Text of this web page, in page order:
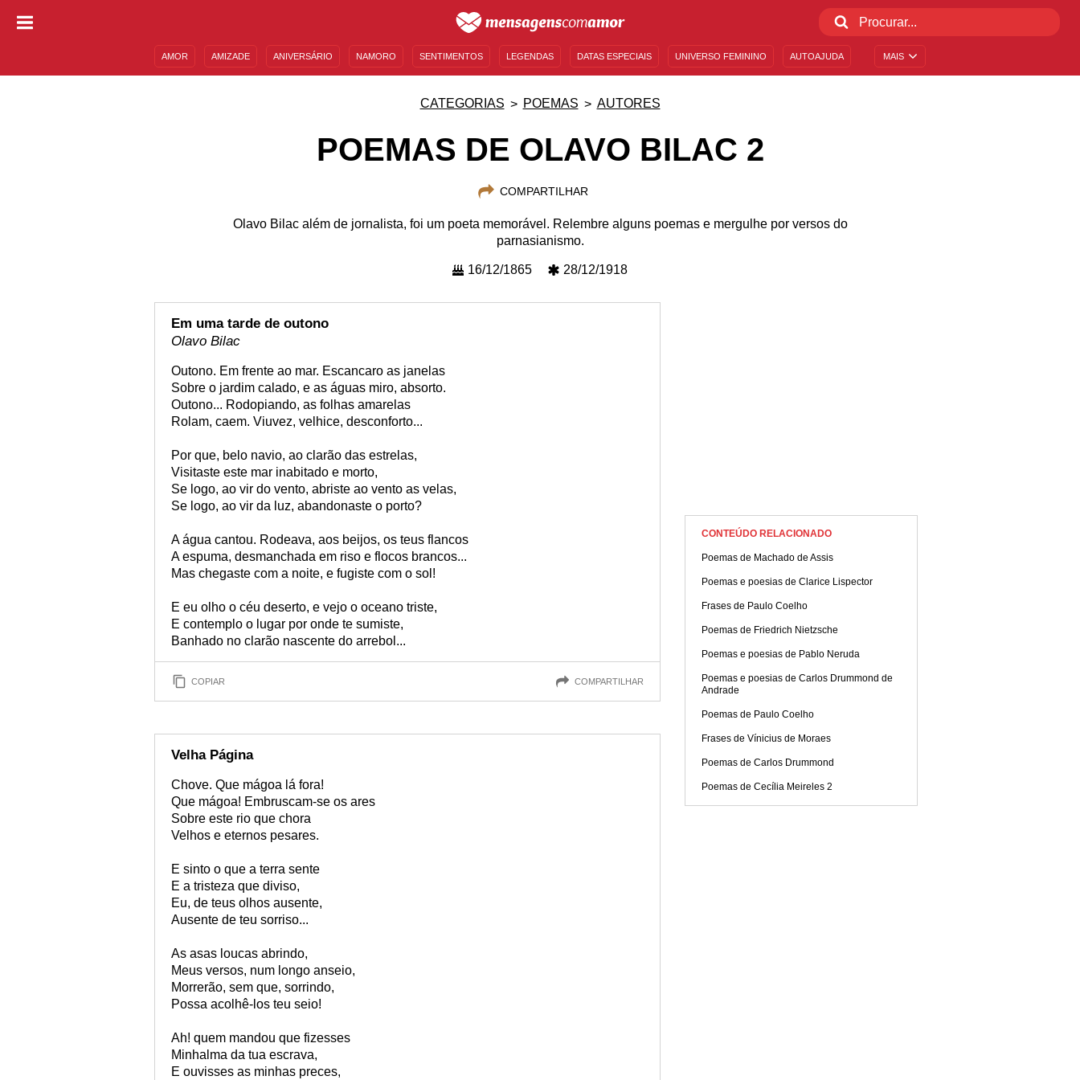
MAIS
AMOR AMIZADE ANIVERSÁRIO NAMORO SENTIMENTOS LEGENDAS DATAS ESPECIAIS UNIVERSO FEMININO AUTOAJUDA
CATEGORIAS POEMAS AUTORES
POEMAS DE OLAVO BILAC 2
COMPARTILHAR
Olavo Bilac além de jornalista, foi um poeta memorável. Relembre alguns poemas e mergulhe por versos do
parnasianismo.
16/12/1865 28/12/1918
Em uma tarde de outono
Olavo Bilac
Outono. Em frente ao mar. Escancaro as janelas
Sobre o jardim calado, e as águas miro, absorto.
Outono... Rodopiando, as folhas amarelas
Rolam, caem. Viuvez, velhice, desconforto...
Por que, belo navio, ao clarão das estrelas,
Visitaste este mar inabitado e morto,
Se logo, ao vir do vento, abriste ao vento as velas,
Se logo, ao vir da luz, abandonaste o porto?
A água cantou. Rodeava, aos beijos, os teus flancos
A espuma, desmanchada em riso e flocos brancos...
Mas chegaste com a noite, e fugiste com o sol!
E eu olho o céu deserto, e vejo o oceano triste,
E contemplo o lugar por onde te sumiste,
Banhado no clarão nascente do arrebol...
COPIAR COMPARTILHAR
Velha Página
Chove. Que mágoa lá fora!
Que mágoa! Embruscam-se os ares
Sobre este rio que chora
Velhos e eternos pesares.
E sinto o que a terra sente
E a tristeza que diviso,
Eu, de teus olhos ausente,
Ausente de teu sorriso...
As asas loucas abrindo,
Meus versos, num longo anseio,
Morrerão, sem que, sorrindo,
Possa acolhê-los teu seio!
Ah! quem mandou que fizesses
Minhalma da tua escrava,
E ouvisses as minhas preces,
CONTEÚDO RELACIONADO
Poemas de Machado de Assis
Poemas e poesias de Clarice Lispector
Frases de Paulo Coelho
Poemas de Friedrich Nietzsche
Poemas e poesias de Pablo Neruda
Poemas e poesias de Carlos Drummond de
Andrade
Poemas de Paulo Coelho
Frases de Vínicius de Moraes
Poemas de Carlos Drummond
Poemas de Cecília Meireles 2